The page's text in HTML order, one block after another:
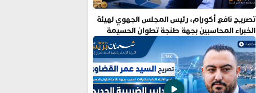
تصريح نافع أكورام، رئيس المجلس الجهوي لهيئة
الخبراء المحاسبين بجهة طنجة تطوان الحسيمة